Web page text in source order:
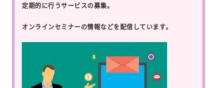
定期的に行うサービスの募集。
オンラインセミナーの情報などを配信しています。